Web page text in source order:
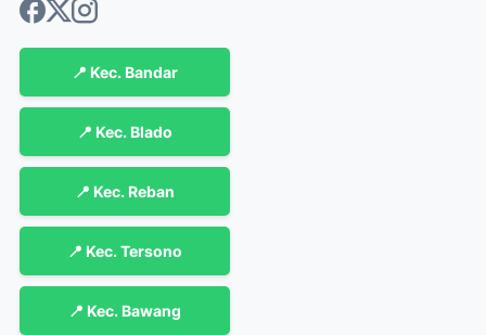
📍 Kec. Bandar
📍 Kec. Blado
📍 Kec. Reban
📍 Kec. Tersono
📍 Kec. Bawang